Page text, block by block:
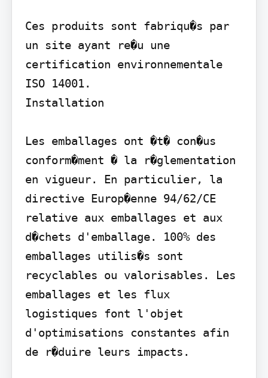
Ces produits sont fabriqu�s par
un site ayant re�u une
certification environnementale
ISO 14001.
Installation
Les emballages ont �t� con�us
conform�ment � la r�glementation
en vigueur. En particulier, la
directive Europ�enne 94/62/CE
relative aux emballages et aux
d�chets d'emballage. 100% des
emballages utilis�s sont
recyclables ou valorisables. Les
emballages et les flux
logistiques font l'objet
d'optimisations constantes afin
de r�duire leurs impacts.